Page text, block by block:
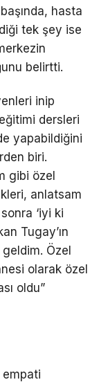
hasta
tek şey ise
belirtti.
inip
dersleri
yapabildiğini
biri.
gibi özel
anlatsam
‘iyi ki
Tugay’ın
geldim. Özel
olarak özel
oldu”